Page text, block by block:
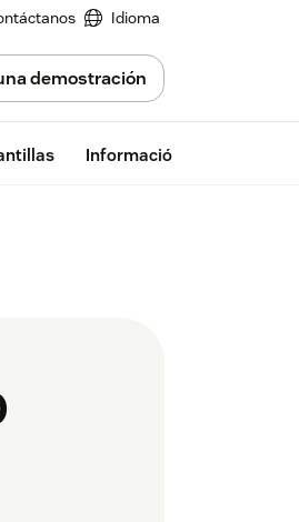
Idioma
demostración
Información de Zendesk